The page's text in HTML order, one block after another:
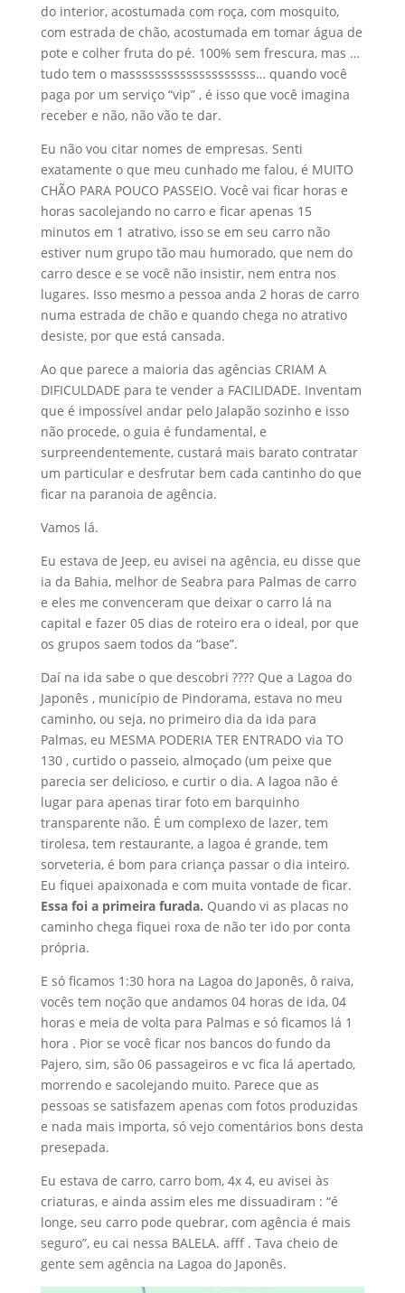
do interior, acostumada com roça, com mosquito,
com estrada de chão, acostumada em tomar água de
pote e colher fruta do pé. 100% sem frescura, mas …
tudo tem o massssssssssssssssssss… quando você
paga por um serviço “vip” , é isso que você imagina
receber e não, não vão te dar.
Eu não vou citar nomes de empresas. Senti
exatamente o que meu cunhado me falou, é MUITO
CHÃO PARA POUCO PASSEIO. Você vai ficar horas e
horas sacolejando no carro e ficar apenas 15
minutos em 1 atrativo, isso se em seu carro não
estiver num grupo tão mau humorado, que nem do
carro desce e se você não insistir, nem entra nos
lugares. Isso mesmo a pessoa anda 2 horas de carro
numa estrada de chão e quando chega no atrativo
desiste, por que está cansada.
Ao que parece a maioria das agências CRIAM A
DIFICULDADE para te vender a FACILIDADE. Inventam
que é impossível andar pelo Jalapão sozinho e isso
não procede, o guia é fundamental, e
surpreendentemente, custará mais barato contratar
um particular e desfrutar bem cada cantinho do que
ficar na paranoia de agência.
Vamos lá.
Eu estava de Jeep, eu avisei na agência, eu disse que
ia da Bahia, melhor de Seabra para Palmas de carro
e eles me convenceram que deixar o carro lá na
capital e fazer 05 dias de roteiro era o ideal, por que
os grupos saem todos da “base”.
Daí na ida sabe o que descobri ???? Que a Lagoa do
Japonês , município de Pindorama, estava no meu
caminho, ou seja, no primeiro dia da ida para
Palmas, eu MESMA PODERIA TER ENTRADO via TO
130 , curtido o passeio, almoçado (um peixe que
parecia ser delicioso, e curtir o dia. A lagoa não é
lugar para apenas tirar foto em barquinho
transparente não. É um complexo de lazer, tem
tirolesa, tem restaurante, a lagoa é grande, tem
sorveteria, é bom para criança passar o dia inteiro.
Eu fiquei apaixonada e com muita vontade de ficar.
Essa foi a primeira furada. Quando vi as placas no
caminho chega fiquei roxa de não ter ido por conta
própria.
E só ficamos 1:30 hora na Lagoa do Japonês, ô raiva,
vocês tem noção que andamos 04 horas de ida, 04
horas e meia de volta para Palmas e só ficamos lá 1
hora . Pior se você ficar nos bancos do fundo da
Pajero, sim, são 06 passageiros e vc fica lá apertado,
morrendo e sacolejando muito. Parece que as
pessoas se satisfazem apenas com fotos produzidas
e nada mais importa, só vejo comentários bons desta
presepada.
Eu estava de carro, carro bom, 4x 4, eu avisei às
criaturas, e ainda assim eles me dissuadiram : “é
longe, seu carro pode quebrar, com agência é mais
seguro”, eu cai nessa BALELA. afff . Tava cheio de
gente sem agência na Lagoa do Japonês.